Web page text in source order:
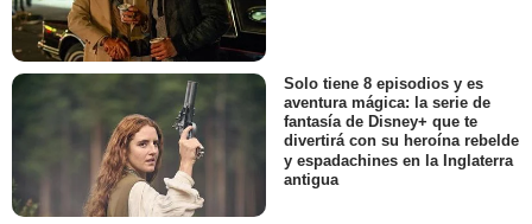
Solo tiene 8 episodios y es
aventura mágica: la serie de
fantasía de Disney+ que te
divertirá con su heroína rebelde
y espadachines en la Inglaterra
antigua